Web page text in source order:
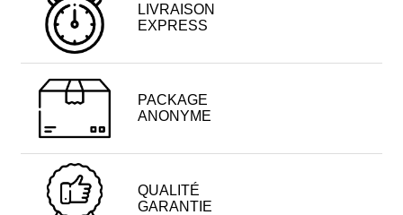
LIVRAISON
EXPRESS
PACKAGE
ANONYME
QUALITÉ
GARANTIE